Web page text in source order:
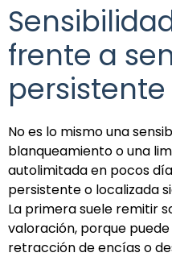
frente a
persistente
No es lo mismo una
blanqueamiento o una
autolimitada en pocos
persistente o localizada
La primera suele remitir
valoración, porque
retracción de encías o